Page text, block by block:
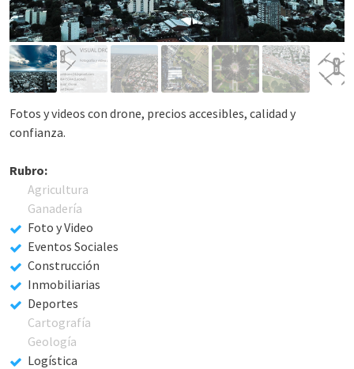
Fotos y videos con drone, precios accesibles, calidad y
confianza.
Rubro:
Agricultura
Ganadería
Foto y Video
Eventos Sociales
Construcción
Inmobiliarias
Deportes
Cartografía
Geología
Logística